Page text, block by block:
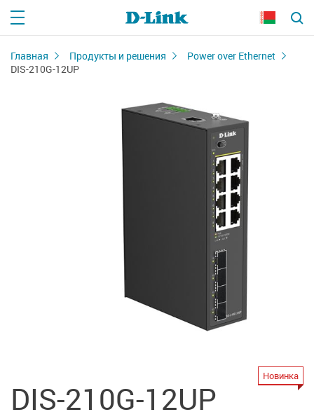
Главная Продукты и решения
Power over Ethernet
DIS-210G-12UP
DIS-210G-12UP
Новинка